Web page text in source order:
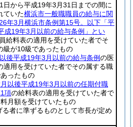
から平成19年3月31日までの間に
ていた横浜市一般職職員の給与に関
年3月横浜市条例第15号。以下「平
成19年3月以前の給与条例」とい
給料表の適用を受けていた者でそ
級が10級であったもの
後平成19年3月以前の給与条例の医
適用を受けていた者でその属する職
ったもの
以後平成19年3月以前の任期付職
項の給料表の適用を受けていた者で
月額を受けていたもの
者に準ずるものとして市長が定め